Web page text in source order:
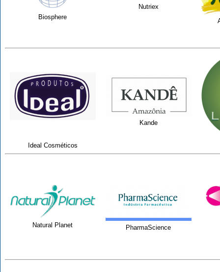
Biosphere
Nutriex
Ideal Cosméticos
Kande
Natural Planet PharmaScience